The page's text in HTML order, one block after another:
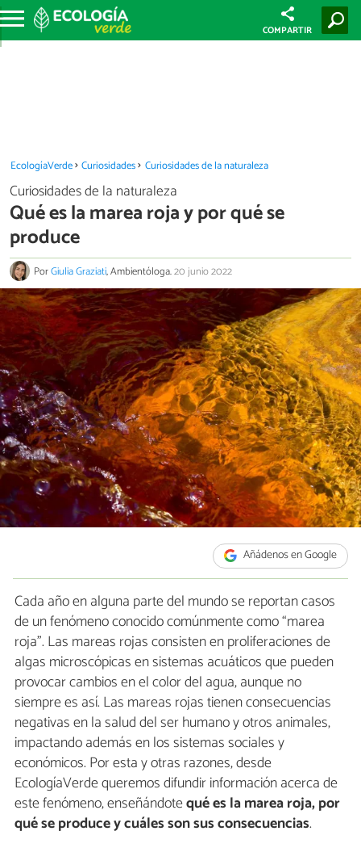
COMPARTIR
EcologíaVerde Curiosidades Curiosidades de la naturaleza
Curiosidades de la naturaleza
Qué es la marea roja y por qué se
produce
PorGiulia Graziati, Ambientóloga.20 junio 2022
Añádenos en Google
Cada año en alguna parte del mundo se reportan casos
de un fenómeno conocido comúnmente como “marea
roja”. Las mareas rojas consisten en proliferaciones de
algas microscópicas en sistemas acuáticos que pueden
provocar cambios en el color del agua, aunque no
siempre es así. Las mareas rojas tienen consecuencias
negativas en la salud del ser humano y otros animales,
impactando además en los sistemas sociales y
económicos. Por esta y otras razones, desde
EcologíaVerde queremos difundir información acerca de
este fenómeno, enseñándotequé es la marea roja, por
qué se produce y cuáles son sus consecuencias.